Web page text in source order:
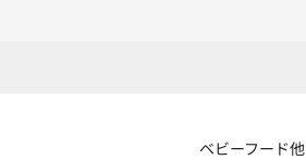
ベビーフード他